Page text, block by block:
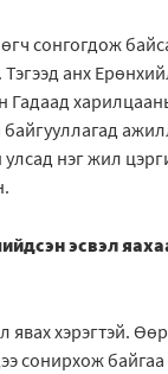
сонгогдож
Тэгээд анх
нэг жил
эсвэл
явах хэрэгтэй.
сонирхож